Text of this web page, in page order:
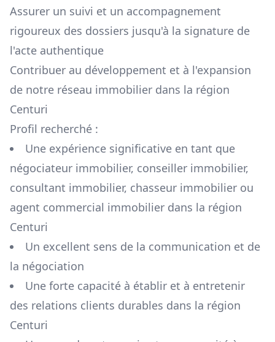
Assurer un suivi et un accompagnement
rigoureux des dossiers jusqu'à la signature de
l'acte authentique
Contribuer au développement et à l'expansion
de notre réseau immobilier dans la région
Centuri
Profil recherché :
Une expérience significative en tant que
négociateur immobilier, conseiller immobilier,
consultant immobilier, chasseur immobilier ou
agent commercial immobilier dans la région
Centuri
Un excellent sens de la communication et de
la négociation
Une forte capacité à établir et à entretenir
des relations clients durables dans la région
Centuri